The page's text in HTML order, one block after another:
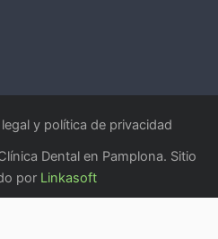
Dental en Pamplona. Sitio
por Linkasoft
y política de privacidad